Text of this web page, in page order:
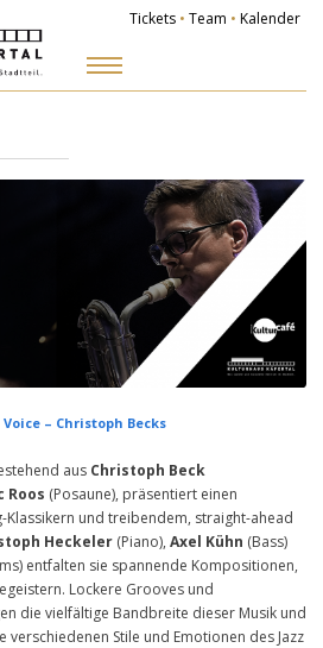
Tickets • Team • Kalender
– Christoph Becks
aus Christoph Beck
Roos (Posaune), präsentiert einen
Klassikern und treibendem, straight-ahead
Heckeler (Piano), Axel Kühn (Bass)
entfalten sie spannende Kompositionen,
Lockere Grooves und
die vielfältige Bandbreite dieser Musik und
verschiedenen Stile und Emotionen des Jazz